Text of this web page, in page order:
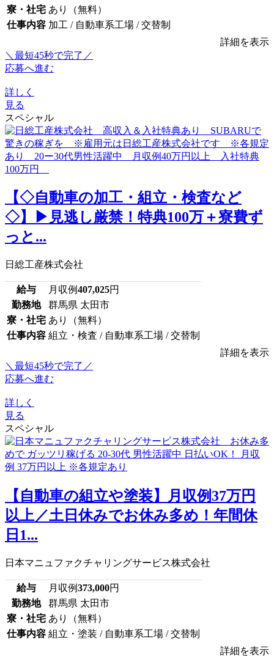
寮・社宅 あり（無料）
仕事内容 加工 / 自動車系工場 / 交替制
詳細を表示
＼最短45秒で完了／
応募へ進む
詳しく
見る
スペシャル
【◇自動車の加工・組立・検査など
◇】▶見逃し厳禁！特典100万＋寮費ず
っと...
日総工産株式会社
給与 月収例407,025円
勤務地
群馬県 太田市
寮・社宅 あり（無料）
仕事内容 組立・検査 / 自動車系工場 / 交替制
詳細を表示
＼最短45秒で完了／
応募へ進む
詳しく
見る
スペシャル
【自動車の組立や塗装】月収例37万円
以上／土日休みでお休み多め！年間休
日1...
日本マニュファクチャリングサービス株式会社
給与 月収例373,000円
勤務地
群馬県 太田市
寮・社宅 あり（無料）
仕事内容 組立・塗装 / 自動車系工場 / 交替制
詳細を表示